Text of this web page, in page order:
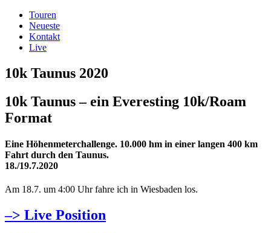
Zum
Inhalt
springen
Touren
Neueste
Kontakt
Live
10k Taunus 2020
10k Taunus – ein Everesting 10k/Roam
Format
Eine Höhenmeterchallenge. 10.000 hm in einer langen 400 km
Fahrt durch den Taunus.
18./19.7.2020
Am 18.7. um 4:00 Uhr fahre ich in Wiesbaden los.
–> Live Position